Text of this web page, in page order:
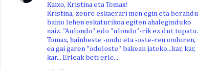
Kaixo, Kristina eta Tomax!
Kristina, zeure eskaerari men egin eta berandu
baino lehen eskaturikoa egiten ahaleginduko
naiz. "Aulondo" edo "ulondo"-rik ez dut topatu.
Tomax, hainbeste -ondo eta -oste-ren ondoren,
ea gai garen "odoloste" bakean jateko...kar, kar,
kar... Erleak beti erle...